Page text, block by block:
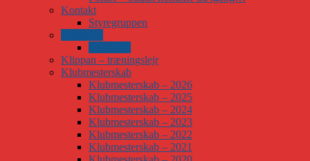
Kontakt
Styregruppen
Klippan – træningslejr
Klubmesterskab
Klubmesterskab – 2026
Klubmesterskab – 2025
Klubmesterskab – 2024
Klubmesterskab – 2023
Klubmesterskab – 2022
Klubmesterskab – 2021